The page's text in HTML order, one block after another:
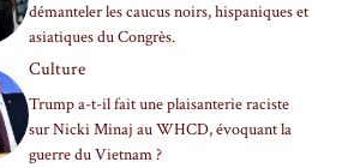
démanteler les caucus noirs, hispaniques et
asiatiques du Congrès.
Culture
Trump a-t-il fait une plaisanterie raciste
sur Nicki Minaj au WHCD, évoquant la
guerre du Vietnam ?